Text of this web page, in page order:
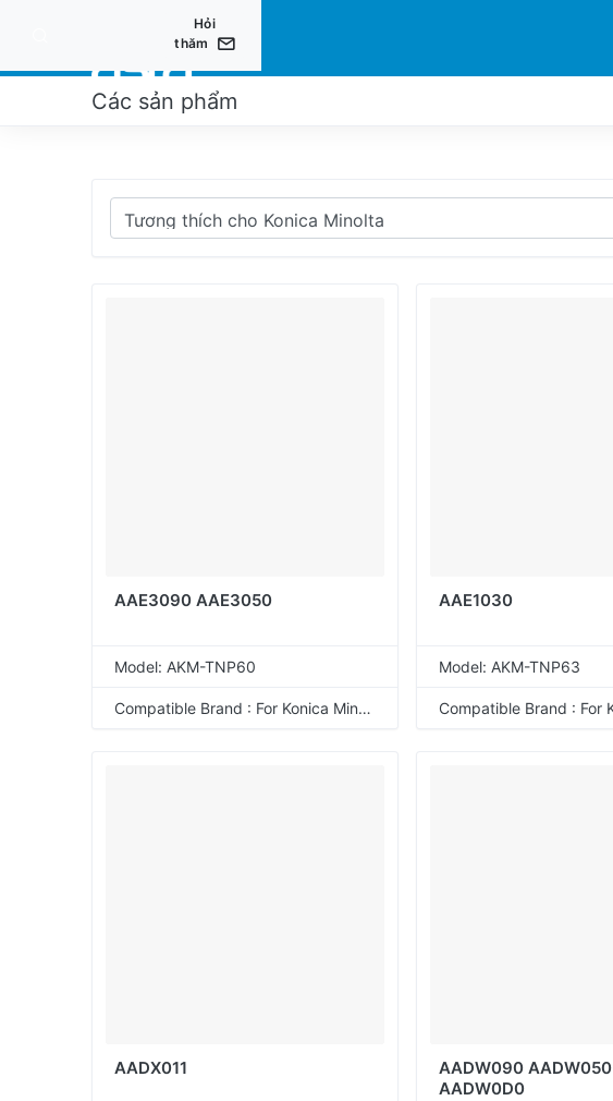
Hỏi
thăm
Các sản phẩm
AAE3090 AAE3050
Model: AKM-TNP60
Compatible Brand : For Konica Minolta
AAE1030
Model: AKM-TNP63
AADX011
AADW090 AADW050
AADW0D0